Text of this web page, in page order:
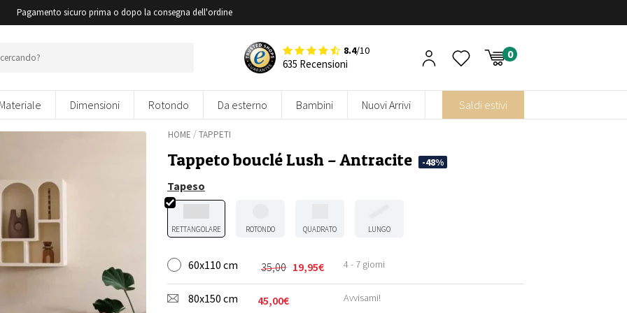
Pagamento sicuro prima o dopo la consegna dell'ordine
8.4/10
635 Recensioni
Dimensioni Rotondo Da esterno Bambini Nuovi Arrivi Saldi estivi
HOME /TAPPETI
Tappeto bouclé Lush – Antracite -48%
Tapeso
RETTANGOLARE ROTONDO QUADRATO LUNGO
60x110 cm 35,00
Il
prezzo
originale
19,95€
Il
prezzo
attuale
4 - 7 giorni
80x150 cm 45,00€ Avvisami!